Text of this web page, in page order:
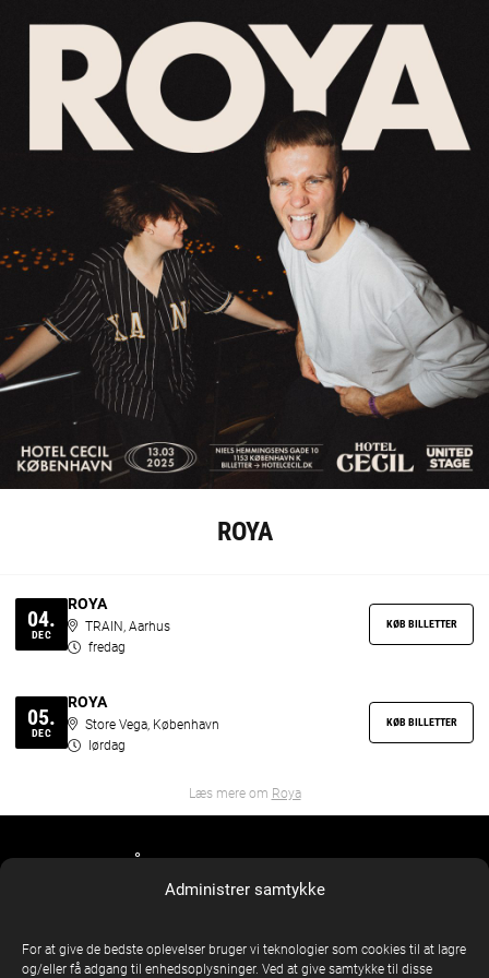
Administrer samtykke
For at give de bedste oplevelser bruger vi teknologier som cookies til at lagre
og/eller få adgang til enhedsoplysninger. Ved at give samtykke til disse
ROYA
04.
DEC
ROYA
TRAIN, Aarhus
fredag
KØB BILLETTER
05.
DEC
ROYA
Store Vega, København
lørdag
KØB BILLETTER
Læs mere om Roya
FÅ BESKED OM NYE SHOWS
Indtast din e-mail nedenfor for at få besked